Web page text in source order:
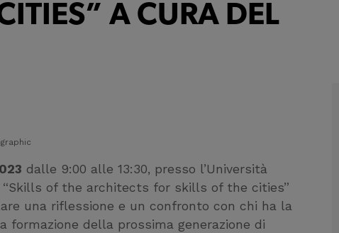
A CURA DEL
dalle 9:00 alle 13:30, presso l’Università
“Skills of the architects for skills of the cities”
una riflessione e un confronto con chi ha la
formazione della prossima generazione di